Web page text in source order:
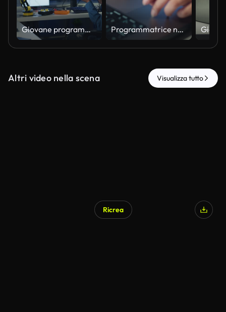
Giovane programmatrice afroamericana che codifica software di IA su più schermi in ufficio notturno. Sicurezza di rete, cybersecurity, machine learning, lavoro fino a tardi, straordinari, automazione della robotica. Programmatrice nera giovane nera ravvicinata che codifica software di IA su più schermi in ufficio notturno. Sicurezza di rete, cybersecurity, machine learning, lavoro fino a tardi, straordinari, automazione robotica.
Altri video nella scena Visualizza tutto
Ricrea